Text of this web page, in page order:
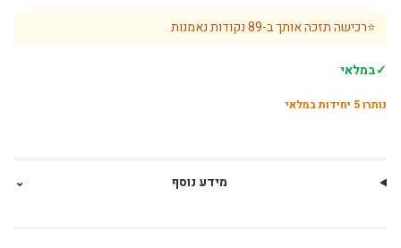
⭐רכישה תזכה אותך ב-89נקודות נאמנות
✓במלאי
נותרו5 יחידות במלאי
מידע נוסף ⌄